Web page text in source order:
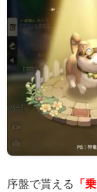
序盤で貰える
「